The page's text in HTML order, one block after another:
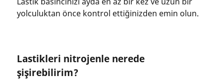
yolculuktan önce kontrol ettiğinizden emin olun.
Lastikleri nitrojenle nerede
şişirebilirim?